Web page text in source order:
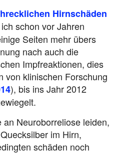
Hirnschäden
schon vor Jahren
Seiten mehr übers
nach auch die
Impfreaktionen, dies
von klinischen Forschung
), bis ins Jahr 2012
Neuroborreliose leiden,
im Hirn,
schäden noch